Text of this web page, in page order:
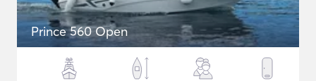
Prince 560 Open